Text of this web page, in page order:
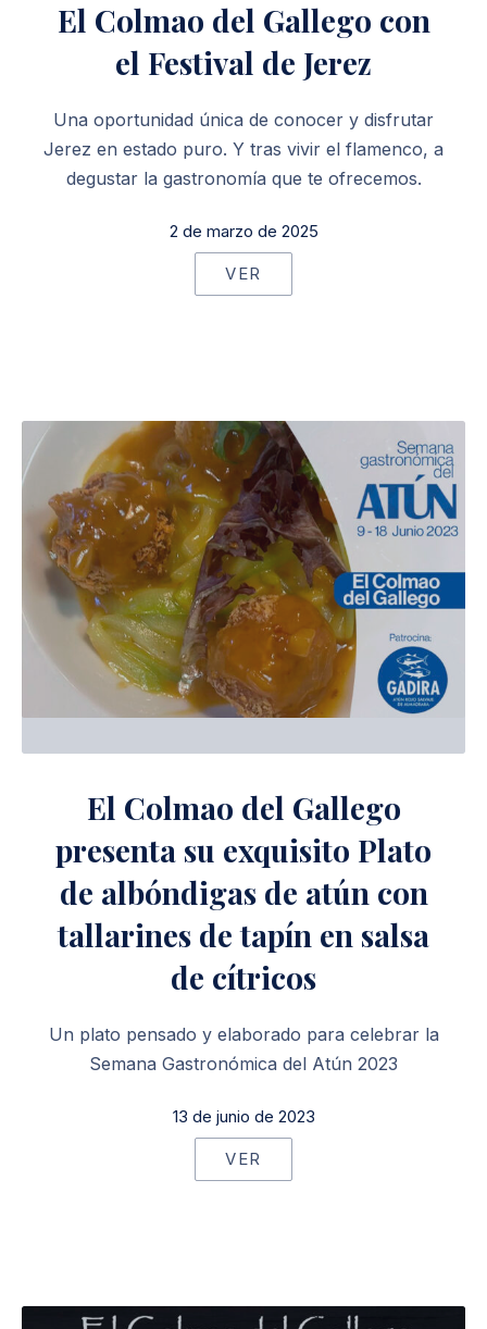
El Colmao del Gallego con
el Festival de Jerez
Una oportunidad única de conocer y disfrutar
Jerez en estado puro. Y tras vivir el flamenco, a
degustar la gastronomía que te ofrecemos.
2 de marzo de 2025
VER
El Colmao del Gallego
presenta su exquisito Plato
de albóndigas de atún con
tallarines de tapín en salsa
de cítricos
Un plato pensado y elaborado para celebrar la
Semana Gastronómica del Atún 2023
13 de junio de 2023
VER